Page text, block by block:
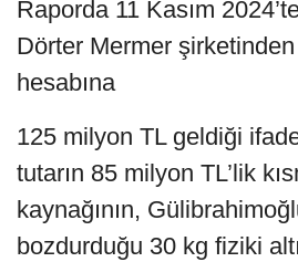
Raporda 11 Kasım
Dörter Mermer
hesabına
125 milyon TL geldiği
tutarın 85 milyon TL’lik
kaynağının,
bozdurduğu 30 kg fiziki